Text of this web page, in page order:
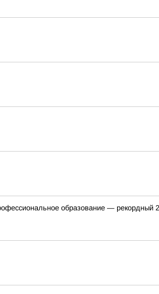
образование — рекордный